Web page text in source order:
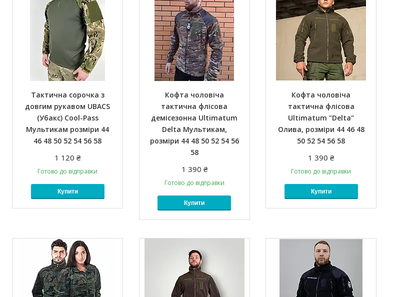
Тактична сорочка з
довгим рукавом UBACS
(Убакс) Cool-Pass
Мультикам розміри 44
46 48 50 52 54 56 58
1 120 ₴
Готово до відправки
Купити
Кофта чоловіча
тактична флісова
демісезонна Ultimatum
Delta Мультикам,
розміри 44 48 50 52 54 56
58
1 390 ₴
Готово до відправки
Купити
Кофта чоловіча
тактична флісова
Ultimatum "Delta"
Олива, розміри 44 46 48
50 52 54 56 58
1 390 ₴
Готово до відправки
Купити